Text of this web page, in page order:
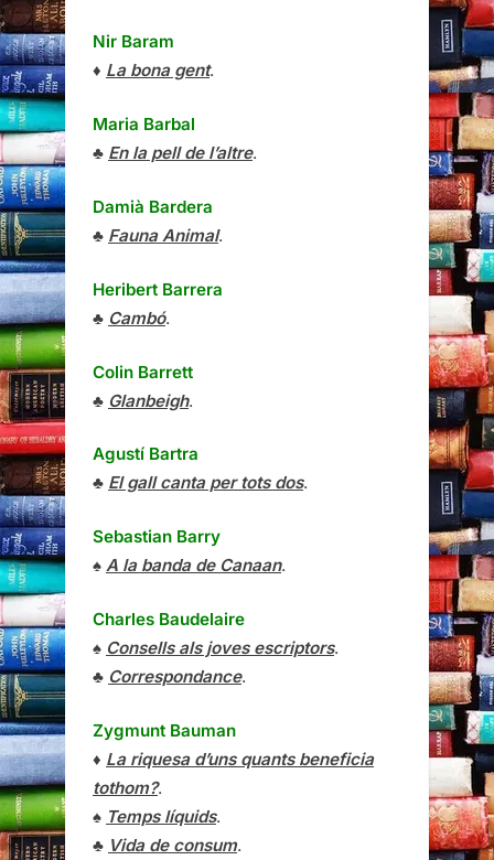
Nir Baram
♦ La bona gent.
Maria Barbal
♣ En la pell de l’altre.
Damià Bardera
♣ Fauna Animal.
Heribert Barrera
♣ Cambó.
Colin Barrett
♣ Glanbeigh.
Agustí Bartra
♣ El gall canta per tots dos.
Sebastian Barry
♠ A la banda de Canaan.
Charles Baudelaire
♠ Consells als joves escriptors.
♣ Correspondance.
Zygmunt Bauman
♦ La riquesa d’uns quants beneficia
tothom?.
♠ Temps líquids.
♣ Vida de consum.